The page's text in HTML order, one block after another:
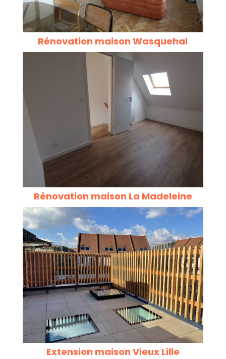
Rénovation maison Wasquehal
Rénovation maison La Madeleine
Extension maison Vieux Lille